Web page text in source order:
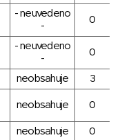
- neuvedeno
-
0
- neuvedeno
-
0
neobsahuje
3
neobsahuje 0
neobsahuje 0